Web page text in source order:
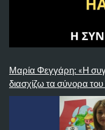
Μαρία Φεγγάρη: «Η
διασχίζω τα σύνορα